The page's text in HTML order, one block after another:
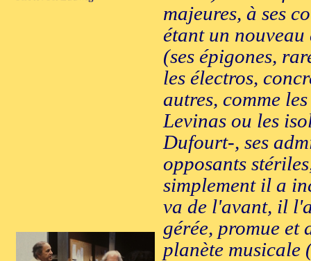
majeures, à ses
étant un
(ses épigones,
les électros,
autres, comme
Levinas ou les
Dufourt-, ses
opposants
simplement il a
va de l'avant, il
gérée, promue et
planète musicale